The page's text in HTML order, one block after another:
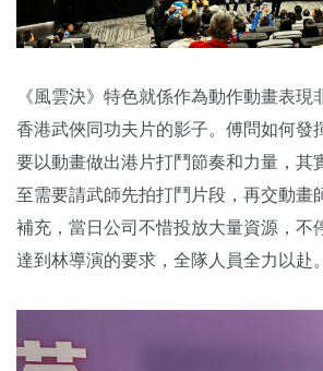
《風雲決》特色就係作為動作動畫表現
香港武俠同功夫片的影子。傅問如何發
要以動畫做出港片打鬥節奏和力量，其
至需要請武師先拍打鬥片段，再交動畫
補充，當日公司不惜投放大量資源，不
達到林導演的要求，全隊人員全力以赴。